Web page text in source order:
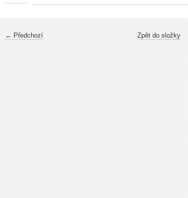
← Předchozí Zpět do složky